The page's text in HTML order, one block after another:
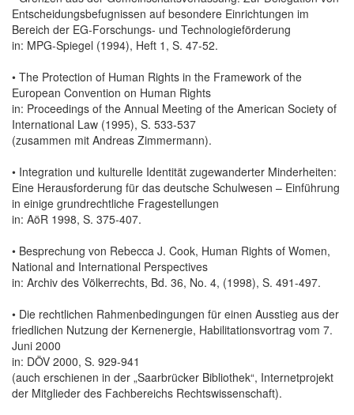
Entscheidungsbefugnissen auf besondere Einrichtungen im
Bereich der EG-Forschungs- und Technologieförderung
in: MPG-Spiegel (1994), Heft 1, S. 47-52.
• The Protection of Human Rights in the Framework of the
European Convention on Human Rights
in: Proceedings of the Annual Meeting of the American Society of
International Law (1995), S. 533-537
(zusammen mit Andreas Zimmermann).
• Integration und kulturelle Identität zugewanderter Minderheiten:
Eine Herausforderung für das deutsche Schulwesen – Einführung
in einige grundrechtliche Fragestellungen
in: AöR 1998, S. 375-407.
• Besprechung von Rebecca J. Cook, Human Rights of Women,
National and International Perspectives
in: Archiv des Völkerrechts, Bd. 36, No. 4, (1998), S. 491-497.
• Die rechtlichen Rahmenbedingungen für einen Ausstieg aus der
friedlichen Nutzung der Kernenergie, Habilitationsvortrag vom 7.
Juni 2000
in: DÖV 2000, S. 929-941
(auch erschienen in der „Saarbrücker Bibliothek“, Internetprojekt
der Mitglieder des Fachbereichs Rechtswissenschaft).